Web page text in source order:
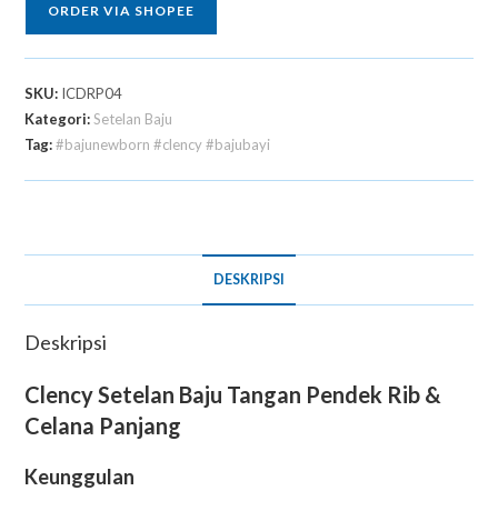
ORDER VIA SHOPEE
SKU: ICDRP04
Kategori:Setelan Baju
Tag:#bajunewborn #clency #bajubayi
DESKRIPSI
Deskripsi
Clency Setelan Baju Tangan Pendek Rib &
Celana Panjang
Keunggulan